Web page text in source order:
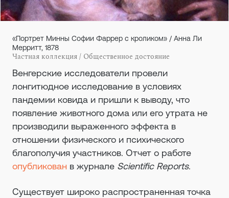
«Портрет Минны Софии Фаррер с кроликом» / Анна Ли
Мерритт, 1878
Частная коллекция / Общественное достояние
Венгерские исследователи провели
лонгитюдное исследование в условиях
пандемии ковида и пришли к выводу, что
появление животного дома или его утрата не
производили выраженного эффекта в
отношении физического и психического
благополучия участников. Отчет о работе
опубликован в журнале Scientific Reports.
Существует широко распространенная точка